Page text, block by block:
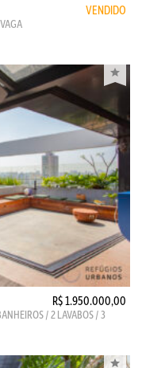
VENDIDO
R$ 1.950.000,00
/ 2 LAVABOS / 3